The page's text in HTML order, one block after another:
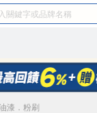
漆．粉刷